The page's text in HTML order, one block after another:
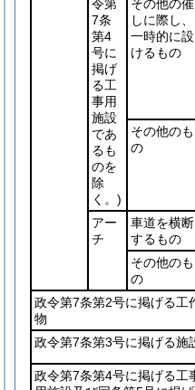
令第
7条
第4
号に
掲げ
る工
事用
施設
であ
るも
のを
除
く。)
その他の催
しに際し、
一時的に設
けるもの
その他のも
の
アー
チ
車道を横断
するもの
その他のも
の
政令第7条第2号に掲げる工
物
政令第7条第3号に掲げる施
政令第7条第4号に掲げる工